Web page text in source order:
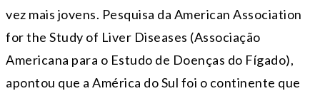
vez mais jovens. Pesquisa da American Association
for the Study of Liver Diseases (Associação
Americana para o Estudo de Doenças do Fígado),
apontou que a América do Sul foi o continente que